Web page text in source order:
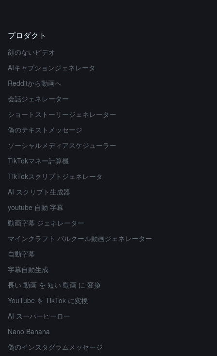
プロダクト
顔のないビデオ
AIキャプションジェネレータ
Redditから動画へ
会話ジェネレーター
ショートストーリージェネレーター
偽のテキストメッセージ
ソーシャルメディアスケジューラー
TikTokマネー計算機
TikTokスクリプトジェネレータ
AI スクリプト生成器
youtube 自動 字幕
動画字幕 ジェネレーター
マインクラフト パルクール動画ジェネレーター
自動字幕
字幕自動生成
長い 動画 を 短い 動画 に 変換
YouTube を TikTok に変換
AI スーパーヒーロー
Nano Banana
偽のインスタグラムメッセージ